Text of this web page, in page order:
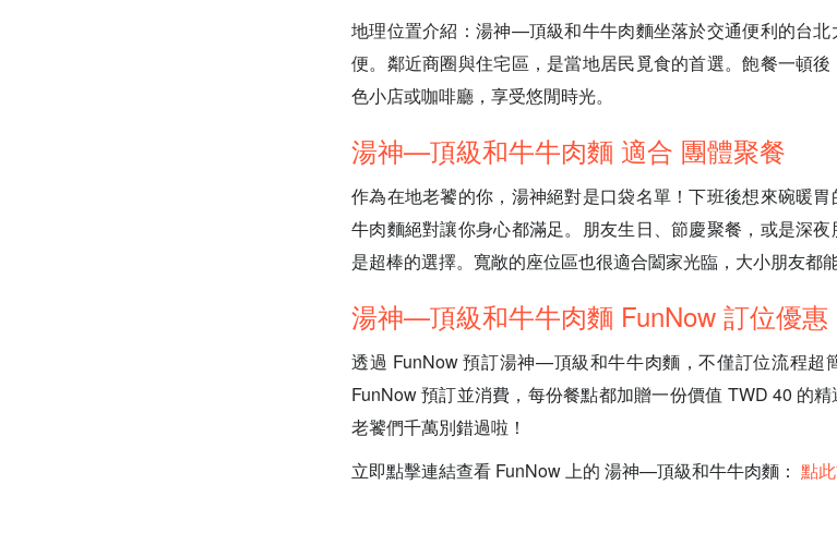
地理位置介紹：湯神—頂級和牛牛肉麵坐落於交通便利的台
便。鄰近商圈與住宅區，是當地居民覓食的首選。飽餐一頓
色小店或咖啡廳，享受悠閒時光。
湯神—頂級和牛牛肉麵 適合 團體聚餐
作為在地老饕的你，湯神絕對是口袋名單！下班後想來碗暖
牛肉麵絕對讓你身心都滿足。朋友生日、節慶聚餐，或是深
是超棒的選擇。寬敞的座位區也很適合闔家光臨，大小朋友都能
湯神—頂級和牛牛肉麵 FunNow 訂位優惠
透過 FunNow 預訂湯神—頂級和牛牛肉麵，不僅訂位流程超
FunNow 預訂並消費，每份餐點都加贈一份價值 TWD 40 的
老饕們千萬別錯過啦！
立即點擊連結查看 FunNow 上的 湯神—頂級和牛牛肉麵： 點